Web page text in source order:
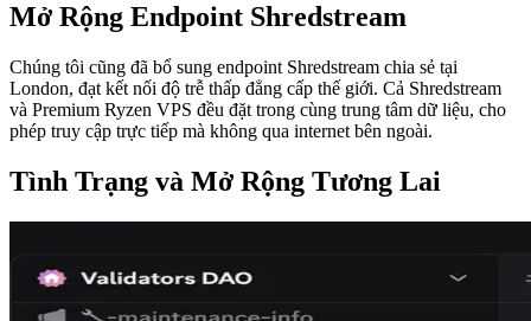
Mở Rộng Endpoint Shredstream
Chúng tôi cũng đã bổ sung endpoint Shredstream chia sẻ tại
London, đạt kết nối độ trễ thấp đẳng cấp thế giới. Cả Shredstream
và Premium Ryzen VPS đều đặt trong cùng trung tâm dữ liệu, cho
phép truy cập trực tiếp mà không qua internet bên ngoài.
Tình Trạng và Mở Rộng Tương Lai